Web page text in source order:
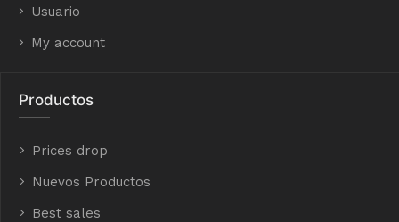
Usuario
My account
Productos
Prices drop
Nuevos Productos
Best sales